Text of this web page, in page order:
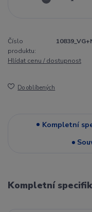
Číslo
produktu:
Hlídat cenu / dostupnost
Do oblíbených
Kompletní
Kompletní